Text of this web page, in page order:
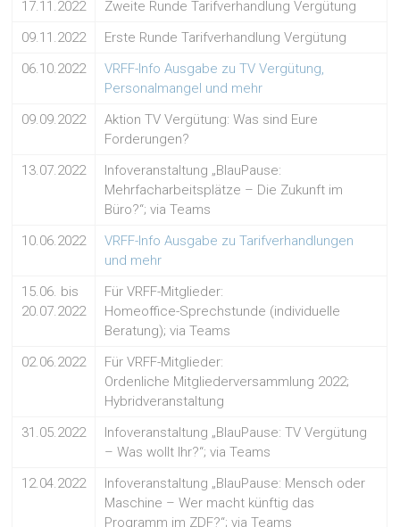
17.11.2022
Zweite Runde Tarifverhandlung Vergütung
09.11.2022
Erste Runde Tarifverhandlung Vergütung
06.10.2022
VRFF-Info Ausgabe zu TV Vergütung,
Personalmangel und mehr
09.09.2022
Aktion TV Vergütung: Was sind Eure
Forderungen?
13.07.2022
Infoveranstaltung „BlauPause:
Mehrfacharbeitsplätze – Die Zukunft im
Büro?“; via Teams
10.06.2022
VRFF-Info Ausgabe zu Tarifverhandlungen
und mehr
15.06. bis
20.07.2022
Für VRFF-Mitglieder:
Homeoffice-Sprechstunde (individuelle
Beratung); via Teams
02.06.2022
Für VRFF-Mitglieder:
Ordenliche Mitgliederversammlung 2022;
Hybridveranstaltung
31.05.2022
Infoveranstaltung „BlauPause: TV Vergütung
– Was wollt Ihr?“; via Teams
12.04.2022
Infoveranstaltung „BlauPause: Mensch oder
Maschine – Wer macht künftig das
Programm im ZDF?“; via Teams